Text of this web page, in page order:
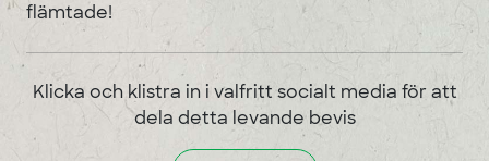
flämtade!
Klicka och klistra in i valfritt socialt media för att
dela detta levande bevis